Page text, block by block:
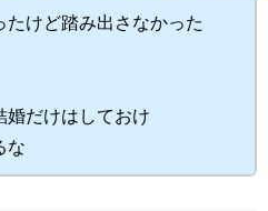
けど踏み出さなかった
婚だけはしておけ
な